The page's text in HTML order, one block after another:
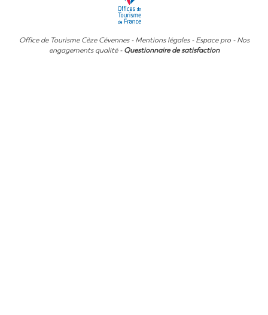
Office de Tourisme Cèze Cévennes - Mentions légales- Espace pro- Nos
engagements qualité- Questionnaire de satisfaction